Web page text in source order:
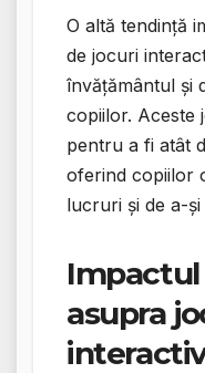
O altă tendință
de jocuri
învățământul și
copiilor. Aceste
pentru a fi atât
oferind copiilor
lucruri și de a-
asupra